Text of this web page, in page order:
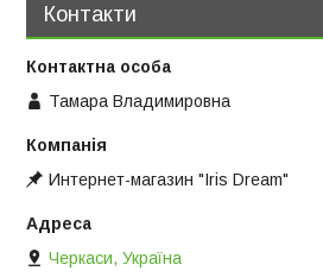
Контакти
Тамара Владимировна
Интернет-магазин "Iris Dream"
Черкаси, Україна